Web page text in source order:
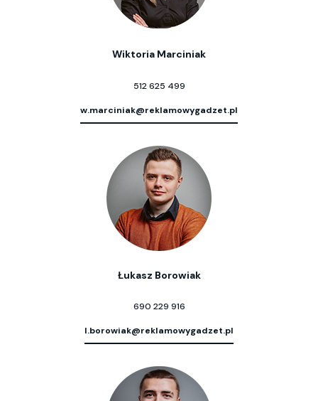
Wiktoria Marciniak
512 625 499
w.marciniak@reklamowygadzet.pl
Łukasz Borowiak
690 229 916
l.borowiak@reklamowygadzet.pl